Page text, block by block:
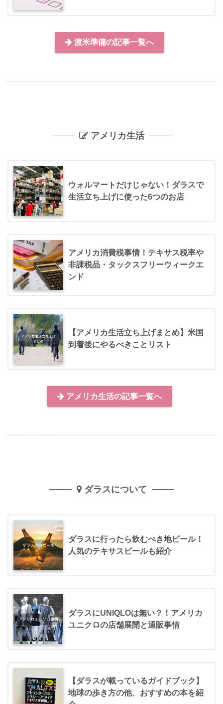
渡米準備の記事一覧へ
アメリカ生活
ウォルマートだけじゃない！ダラスで
生活立ち上げに使った6つのお店
アメリカ消費税事情！テキサス税率や
非課税品・タックスフリーウィークエ
ンド
【アメリカ生活立ち上げまとめ】米国
到着後にやるべきことリスト
アメリカ生活の記事一覧へ
ダラスについて
ダラスに行ったら飲むべき地ビール！
人気のテキサスビールも紹介
ダラスにUNIQLOは無い？！アメリカ
ユニクロの店舗展開と通販事情
【ダラスが載っているガイドブック】
地球の歩き方の他、おすすめの本を紹